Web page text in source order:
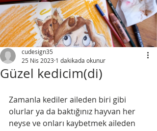
Güzel kedicim(di)
cudesign35
25 Nis 2023 1 dakikada okunur
Zamanla kediler aileden biri gibi
olurlar ya da baktığınız hayvan her
neyse ve onları kaybetmek aileden